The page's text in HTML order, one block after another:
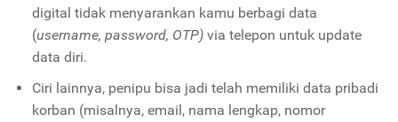
digital tidak menyarankan kamu berbagi data
(username, password, OTP) via telepon untuk update
data diri.
Ciri lainnya, penipu bisa jadi telah memiliki data pribadi
korban (misalnya, email, nama lengkap, nomor